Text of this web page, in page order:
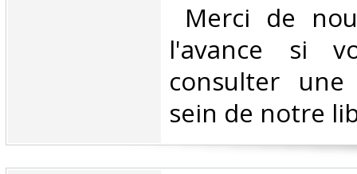
Merci de
l'avance si
consulter
sein de notre